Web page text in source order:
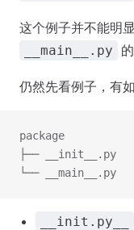
这个例子并不能明
__main__.py
仍然先看例子，有
package
├── __init__.py
└── __main__.py
__init.py__